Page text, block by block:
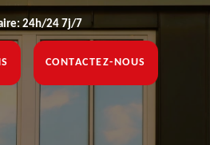
24h/24 7j/7
CONTACTEZ-NOUS